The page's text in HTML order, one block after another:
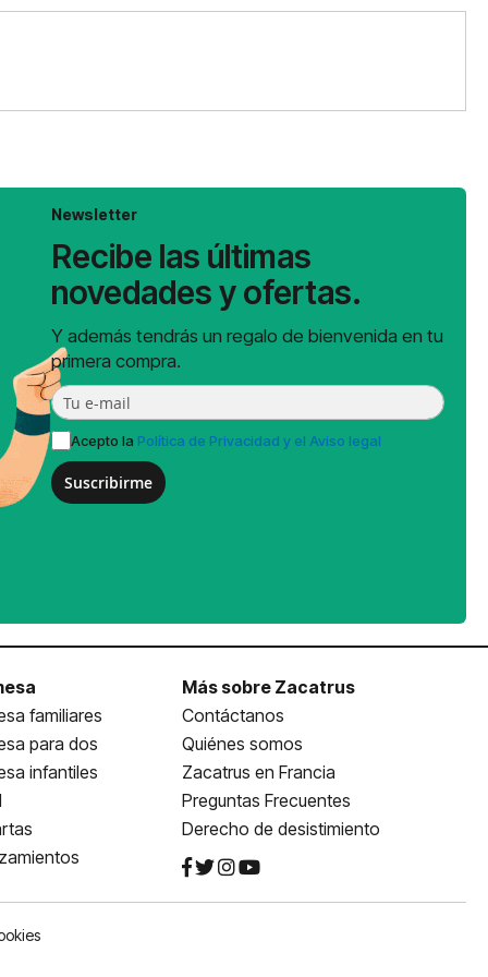
Newsletter
Recibe las últimas
novedades y ofertas.
Y además tendrás un regalo de bienvenida en tu
primera compra.
Acepto la Política de Privacidad y el Aviso legal
Suscribirme
familiares
para dos
infantiles
Más sobre Zacatrus
Contáctanos
Quiénes somos
Zacatrus en Francia
Preguntas Frecuentes
Derecho de desistimiento